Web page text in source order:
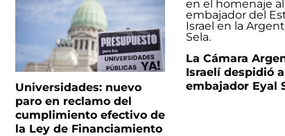
Universidades: nuevo
paro en reclamo del
cumplimiento efectivo de
la Ley de Financiamiento
La Cámara
Israelí despidió
embajador Eyal